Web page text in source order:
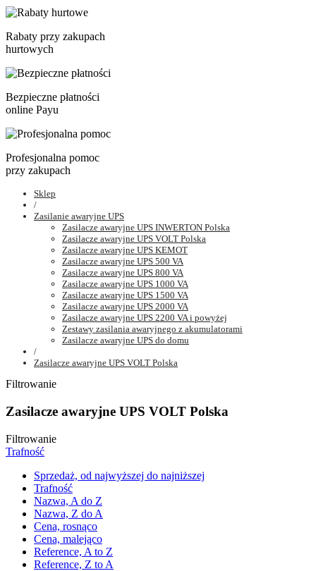
Rabaty przy zakupach
hurtowych
Bezpieczne płatności
online Payu
Profesjonalna pomoc
przy zakupach
Sklep
/
Zasilanie awaryjne UPS
Zasilacze awaryjne UPS INWERTON Polska
Zasilacze awaryjne UPS VOLT Polska
Zasilacze awaryjne UPS KEMOT
Zasilacze awaryjne UPS 500 VA
Zasilacze awaryjne UPS 800 VA
Zasilacze awaryjne UPS 1000 VA
Zasilacze awaryjne UPS 1500 VA
Zasilacze awaryjne UPS 2000 VA
Zasilacze awaryjne UPS 2200 VA i powyżej
Zestawy zasilania awaryjnego z akumulatorami
Zasilacze awaryjne UPS do domu
/
Zasilacze awaryjne UPS VOLT Polska
Filtrowanie
Zasilacze awaryjne UPS VOLT Polska
Filtrowanie
Trafność
Sprzedaż, od najwyższej do najniższej
Trafność
Nazwa, A do Z
Nazwa, Z do A
Cena, rosnąco
Cena, malejąco
Reference, A to Z
Reference, Z to A